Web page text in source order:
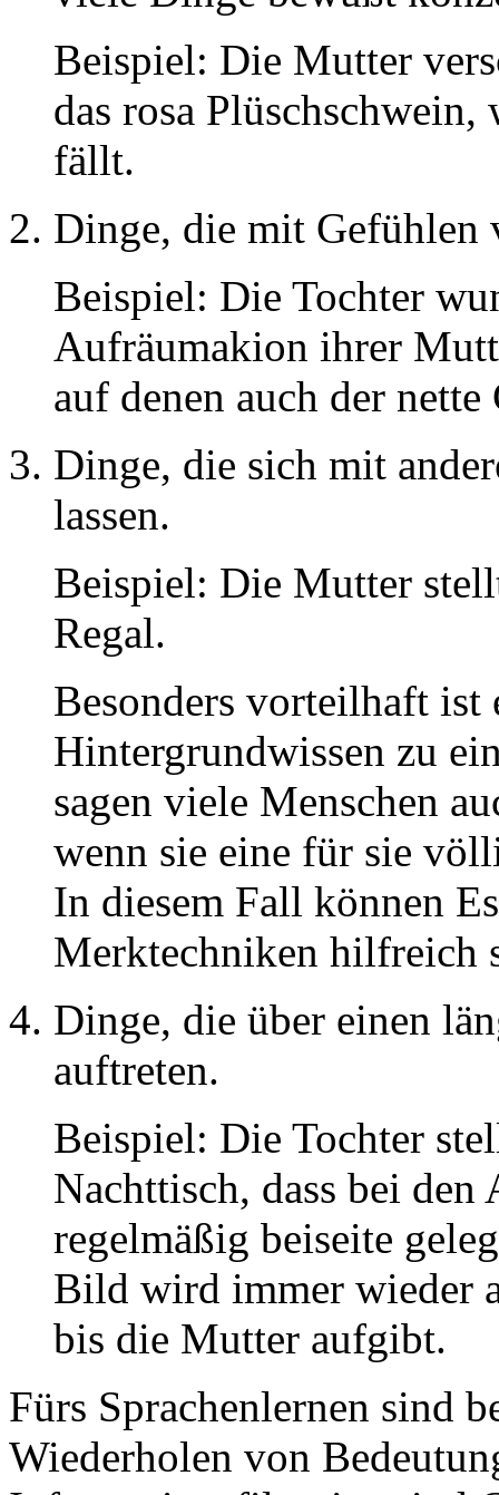
Beispiel: Die Mutter
das rosa
fällt.
Dinge, die mit Gefühlen
Beispiel: Die Tochter
Aufräumakion ihrer
auf denen auch der
Dinge, die sich mit
lassen.
Beispiel: Die Mutter
Regal.
Besonders vorteilhaft ist
Hintergrundwissen zu
sagen viele Menschen
wenn sie eine für sie
In diesem Fall können
Merktechniken hilfreich
Dinge, die über einen
auftreten.
Beispiel: Die Tochter
Nachttisch, dass bei
regelmäßig beiseite
Bild wird immer wieder
bis die Mutter aufgibt.
Fürs Sprachenlernen sind
Wiederholen von